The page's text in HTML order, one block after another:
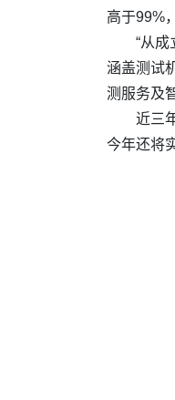
高于99%
“从
涵盖测试
测服务及
近三
今年还将